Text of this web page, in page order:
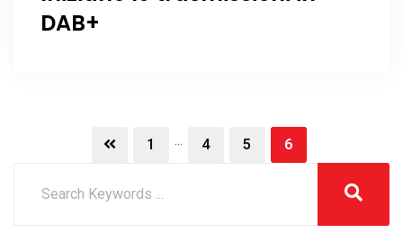
DAB+
1 4 5 6